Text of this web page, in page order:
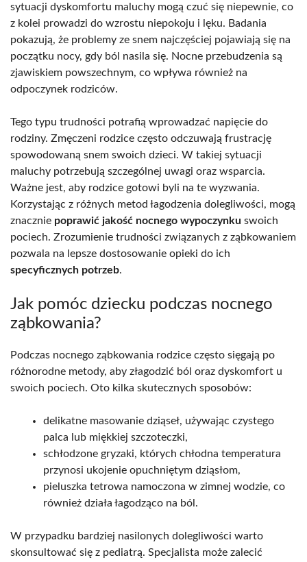
sytuacji dyskomfortu maluchy mogą czuć się niepewnie, co
z kolei prowadzi do wzrostu niepokoju i lęku. Badania
pokazują, że problemy ze snem najczęściej pojawiają się na
początku nocy, gdy ból nasila się. Nocne przebudzenia są
zjawiskiem powszechnym, co wpływa również na
odpoczynek rodziców.
Tego typu trudności potrafią wprowadzać napięcie do
rodziny. Zmęczeni rodzice często odczuwają frustrację
spowodowaną snem swoich dzieci. W takiej sytuacji
maluchy potrzebują szczególnej uwagi oraz wsparcia.
Ważne jest, aby rodzice gotowi byli na te wyzwania.
Korzystając z różnych metod łagodzenia dolegliwości, mogą
znacznie poprawić jakość nocnego wypoczynku swoich
pociech. Zrozumienie trudności związanych z ząbkowaniem
pozwala na lepsze dostosowanie opieki do ich
specyficznych potrzeb.
Jak pomóc dziecku podczas nocnego
ząbkowania?
Podczas nocnego ząbkowania rodzice często sięgają po
różnorodne metody, aby złagodzić ból oraz dyskomfort u
swoich pociech. Oto kilka skutecznych sposobów:
delikatne masowanie dziąseł, używając czystego
palca lub miękkiej szczoteczki,
schłodzone gryzaki, których chłodna temperatura
przynosi ukojenie opuchniętym dziąsłom,
pieluszka tetrowa namoczona w zimnej wodzie, co
również działa łagodząco na ból.
W przypadku bardziej nasilonych dolegliwości warto
skonsultować się z pediatrą. Specjalista może zalecić